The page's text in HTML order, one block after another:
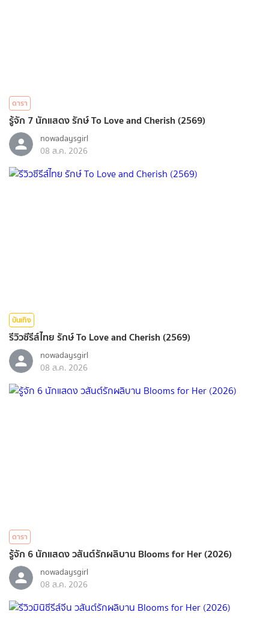
ดารา
รู้จัก 7 นักแสดง รักษ์ To Love and Cherish (2569)
nowadaysgirl
08 ส.ค. 2026
บันเทิง
รีวิวซีรีส์ไทย รักษ์ To Love and Cherish (2569)
nowadaysgirl
08 ส.ค. 2026
ดารา
รู้จัก 6 นักแสดง วสันต์รักผลิบาน Blooms for Her (2026)
nowadaysgirl
08 ส.ค. 2026